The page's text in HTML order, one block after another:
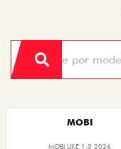
MOBI
MOBI LIKE 1.0 2026